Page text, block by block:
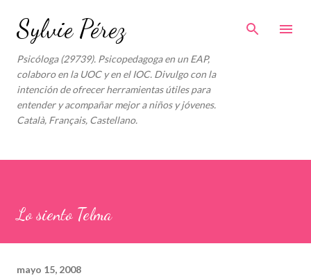
Sylvie Pérez
Psicóloga (29739). Psicopedagoga en un EAP,
colaboro en la UOC y en el IOC. Divulgo con la
intención de ofrecer herramientas útiles para
entender y acompañar mejor a niños y jóvenes.
Català, Français, Castellano.
Lo siento Telma
mayo 15, 2008